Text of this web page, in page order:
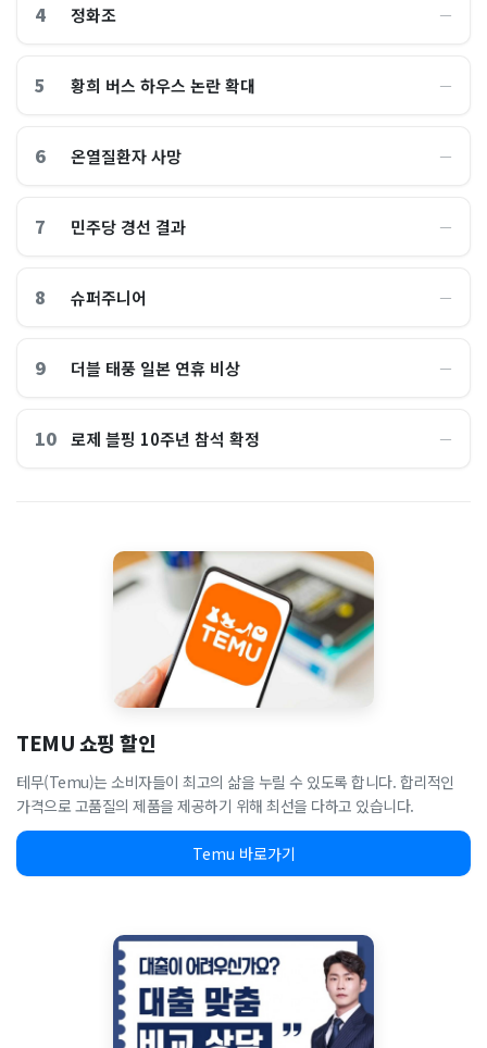
4 정화조 ―
5 황희 버스 하우스 논란 확대 ―
6 온열질환자 사망 ―
7 민주당 경선 결과 ―
8 슈퍼주니어 ―
9 더블 태풍 일본 연휴 비상 ―
10 로제 블핑 10주년 참석 확정 ―
TEMU 쇼핑 할인
테무(Temu)는 소비자들이 최고의 삶을 누릴 수 있도록 합니다. 합리적인
가격으로 고품질의 제품을 제공하기 위해 최선을 다하고 있습니다.
Temu 바로가기